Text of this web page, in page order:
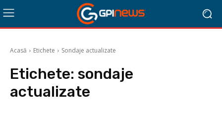
Acasă Etichete Sondaje actualizate
Etichete: sondaje
actualizate